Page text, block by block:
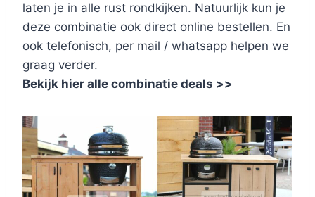
laten je in alle rust rondkijken. Natuurlijk kun je
deze combinatie ook direct online bestellen. En
ook telefonisch, per mail / whatsapp helpen we
graag verder.
Bekijk hier alle combinatie deals >>